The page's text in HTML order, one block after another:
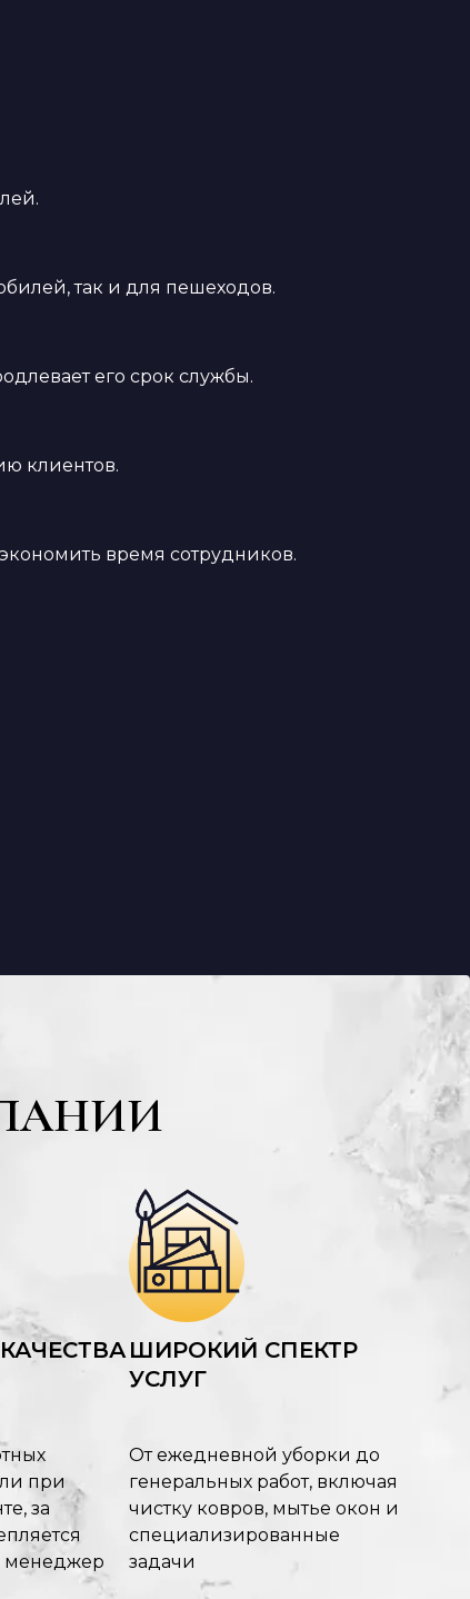
так и для пешеходов.
его срок службы.
клиентов.
время сотрудников.
при
за
менеджер
ШИРОКИЙ СПЕКТР
УСЛУГ
От ежедневной уборки до
генеральных работ, включая
чистку ковров, мытье окон и
специализированные
задачи